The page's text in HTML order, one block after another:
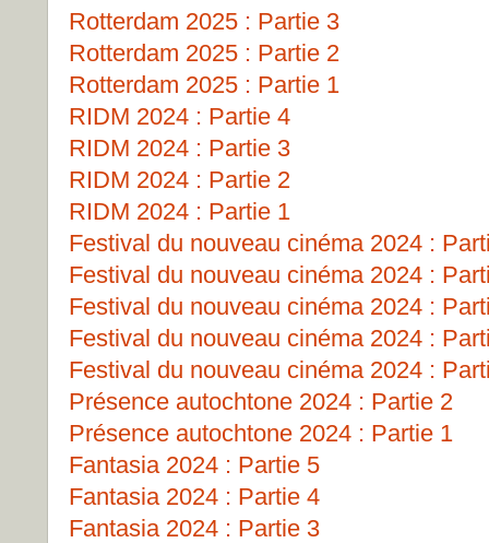
Rotterdam 2025 : Partie 3
Rotterdam 2025 : Partie 2
Rotterdam 2025 : Partie 1
RIDM 2024 : Partie 4
RIDM 2024 : Partie 3
RIDM 2024 : Partie 2
RIDM 2024 : Partie 1
Festival du nouveau cinéma 2024 :
Festival du nouveau cinéma 2024 :
Festival du nouveau cinéma 2024 :
Festival du nouveau cinéma 2024 :
Festival du nouveau cinéma 2024 :
Présence autochtone 2024 : Partie 2
Présence autochtone 2024 : Partie 1
Fantasia 2024 : Partie 5
Fantasia 2024 : Partie 4
Fantasia 2024 : Partie 3